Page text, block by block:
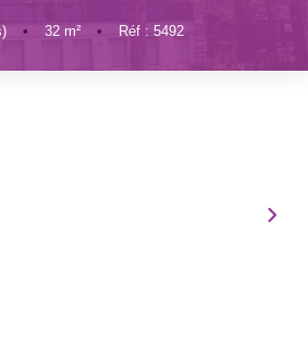
VENDUS
• 32 m² • Réf : 5492